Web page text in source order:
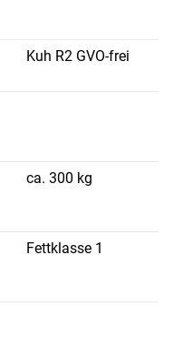
Kuh R2 GVO-frei
ca. 300 kg
Fettklasse 1